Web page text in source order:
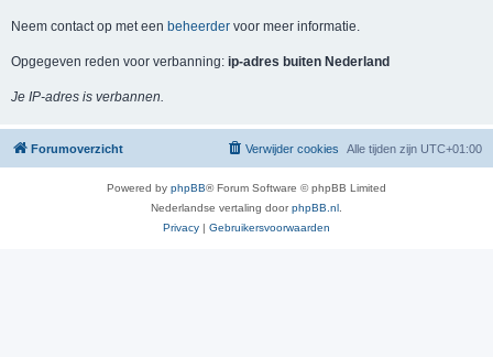
Neem contact op met een beheerder voor meer informatie.
Opgegeven reden voor verbanning: ip-adres buiten Nederland
Je IP-adres is verbannen.
Forumoverzicht Alle tijden zijn UTC+01:00
Verwijder cookies
Powered by phpBB® Forum Software © phpBB Limited
Nederlandse vertaling doorphpBB.nl
Privacy | Gebruikersvoorwaarden